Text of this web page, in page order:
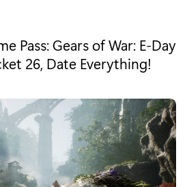
h
e
n
i
t
Pass: Gears of War: E-Day
26, Date Everything!